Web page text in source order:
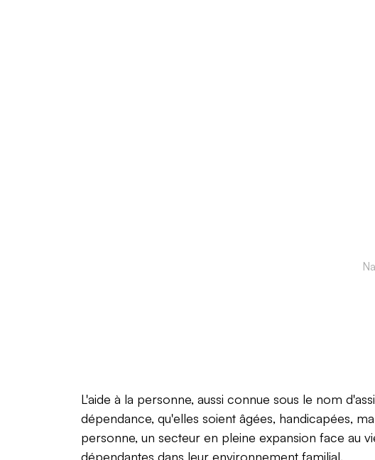
L'aide à la personne, aussi connue sous le nom
dépendance, qu'elles soient âgées, handicapées,
personne, un secteur en pleine expansion face au
dépendantes dans leur environnement familial.